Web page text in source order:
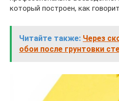
который построен, как
Читайте также: Через
обои после грунтовки